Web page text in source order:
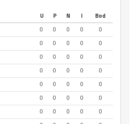
U P N I
Bod
0 0 0 0
0
0 0 0 0
0
0 0 0 0
0
0 0 0 0
0
0 0 0 0
0
0 0 0 0
0
0 0 0 0
0